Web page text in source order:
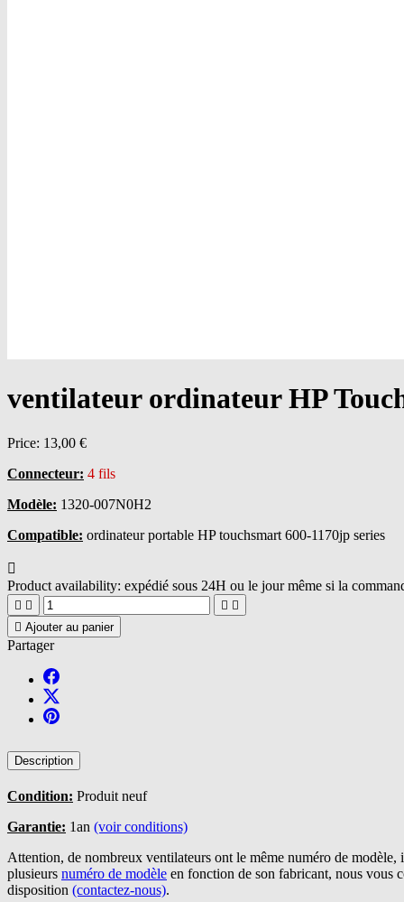
ventilateur ordinateur HP
Price: 13,00 €
Connecteur: 4 fils
Modèle: 1320-007N0H2
Compatible: ordinateur portable HP touchsmart 600-1170jp series

Product availability: expédié sous 24H ou le jour même si la
   
 Ajouter au panier
Partager
Description
Condition: Produit neuf
Garantie: 1an (voir conditions)
Attention, de nombreux ventilateurs ont le même numéro de
plusieurs numéro de modèle en fonction de son fabricant, nous vous
disposition (contactez-nous).